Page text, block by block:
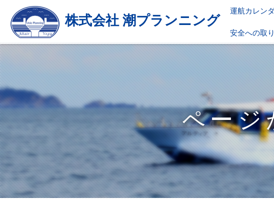
株式会社 潮プランニング
運航カレン
安全への取
ページ